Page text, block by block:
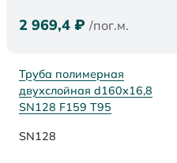
2 969,4 ₽ /пог.м.
Труба полимерная
двухслойная d160х16,8
SN128 F159 Т95
SN128